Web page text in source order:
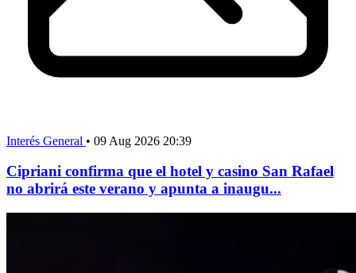
Interés General • 09 Aug 2026 20:39
Cipriani confirma que el hotel y casino San Rafael
no abrirá este verano y apunta a inaugu...